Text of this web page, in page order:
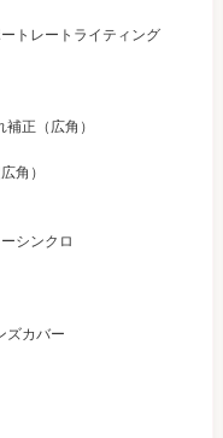
トレートライティング
正（広角）
角）
シンクロ
ズカバー